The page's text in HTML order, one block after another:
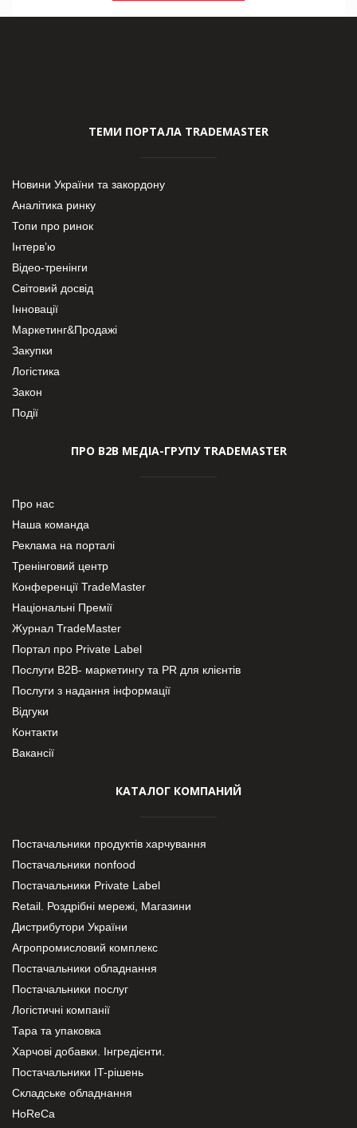
ТЕМИ ПОРТАЛА TRADEMASTER
Новини України та закордону
Аналітика ринку
Топи про ринок
Інтерв’ю
Відео-тренінги
Світовий досвід
Інновації
Маркетинг&Продажі
Закупки
Логістика
Закон
Події
ПРО В2В МЕДІА-ГРУПУ TRADEMASTER
Про нас
Наша команда
Реклама на порталі
Тренінговий центр
Конференції TradeMaster
Національні Премії
Журнал TradeMaster
Портал про Private Label
Послуги В2В- маркетингу та PR для клієнтів
Послуги з надання інформації
Відгуки
Контакти
Вакансії
КАТАЛОГ КОМПАНИЙ
Постачальники продуктів харчування
Постачальники nonfood
Постачальники Private Label
Retail. Роздрібні мережі, Магазини
Дистрибутори України
Агропромисловий комплекс
Постачальники обладнання
Постачальники послуг
Логістичні компанії
Тара та упаковка
Харчові добавки. Інгредієнти.
Постачальники IT-рішень
Складське обладнання
HoReCa